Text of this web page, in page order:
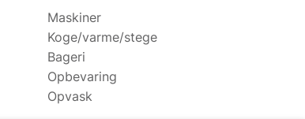
Maskiner
Koge/varme/stege
Bageri
Opbevaring
Opvask